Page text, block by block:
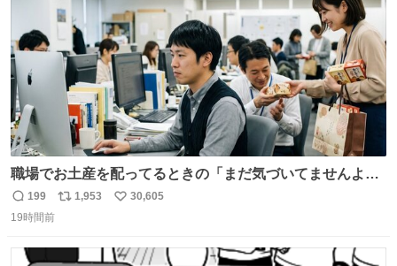
職場でお土産を配ってるときの「まだ気づいてませんよ」
的な演技が毎回シンドい。
返
信
199
リ
ト
1,953
い
数
30,605
19時間前